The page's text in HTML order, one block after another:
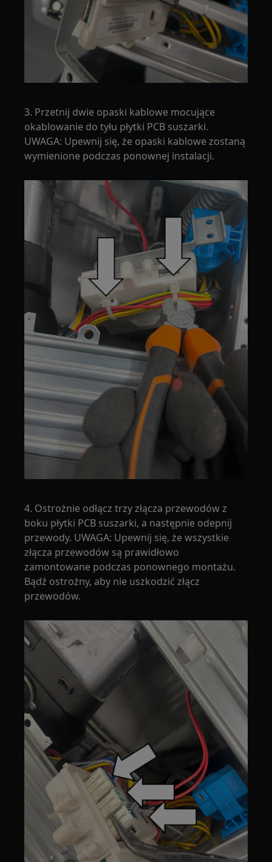
3. Przetnij dwie opaski kablowe mocujące
okablowanie do tyłu płytki PCB suszarki.
UWAGA: Upewnij się, że opaski kablowe zostaną
wymienione podczas ponownej instalacji.
4. Ostrożnie odłącz trzy złącza przewodów z
boku płytki PCB suszarki, a następnie odepnij
przewody. UWAGA: Upewnij się, że wszystkie
złącza przewodów są prawidłowo
zamontowane podczas ponownego montażu.
Bądź ostrożny, aby nie uszkodzić złącz
przewodów.